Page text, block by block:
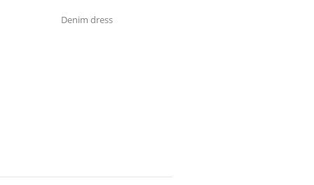
Denim dress